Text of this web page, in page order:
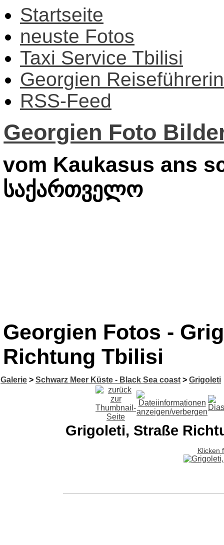
Startseite
neuste Fotos
Taxi Service Tbilisi
Georgien Reiseführerin
RSS-Feed
Georgien Foto
vom Kaukasus ans
საქართველო
Georgien Fotos -
Richtung Tbilisi
Galerie > Schwarz Meer Küste - Black Sea coast > Grigoleti
Grigoleti, Straße
Klicken